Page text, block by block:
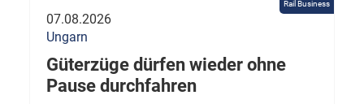
Rail Business
07.08.2026
Ungarn
Güterzüge dürfen wieder ohne
Pause durchfahren